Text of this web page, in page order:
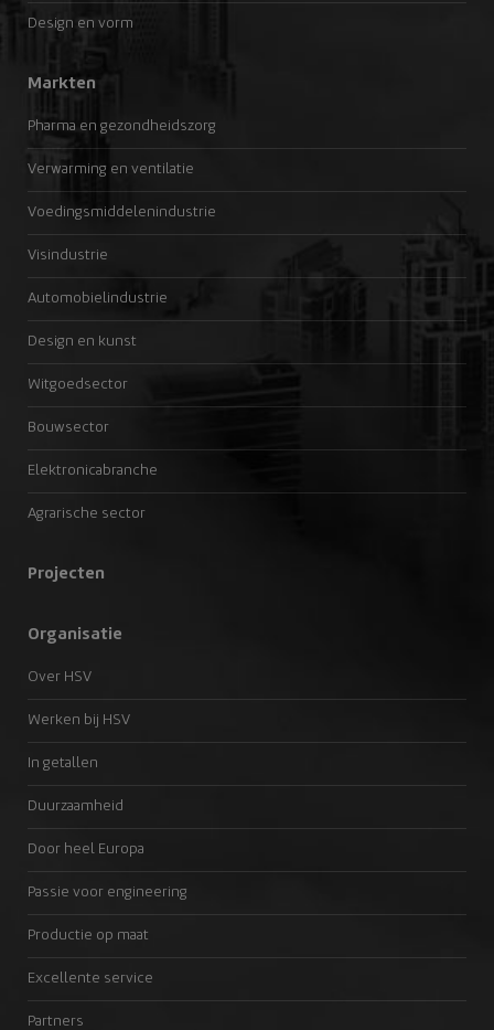
Design en vorm
Markten
Pharma en gezondheidszorg
Verwarming en ventilatie
Voedingsmiddelenindustrie
Visindustrie
Automobielindustrie
Design en kunst
Witgoedsector
Bouwsector
Elektronicabranche
Agrarische sector
Projecten
Organisatie
Over HSV
Werken bij HSV
In getallen
Duurzaamheid
Door heel Europa
Passie voor engineering
Productie op maat
Excellente service
Partners